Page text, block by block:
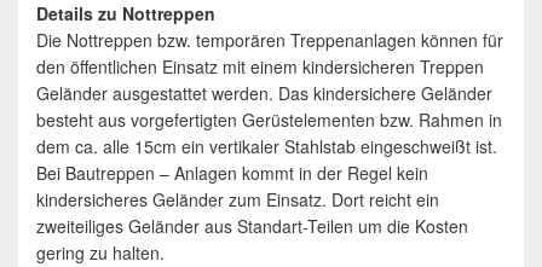
Details zu Nottreppen
Die Nottreppen bzw. temporären Treppenanlagen können für
den öffentlichen Einsatz mit einem kindersicheren Treppen
Geländer ausgestattet werden. Das kindersichere Geländer
besteht aus vorgefertigten Gerüstelementen bzw. Rahmen in
dem ca. alle 15cm ein vertikaler Stahlstab eingeschweißt ist.
Bei Bautreppen – Anlagen kommt in der Regel kein
kindersicheres Geländer zum Einsatz. Dort reicht ein
zweiteiliges Geländer aus Standart-Teilen um die Kosten
gering zu halten.